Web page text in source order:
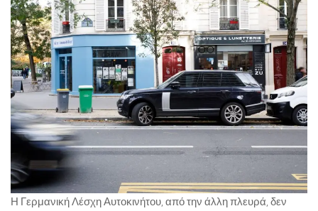
Η Γερμανική Λέσχη Αυτοκινήτου, από την άλλη πλευρά, δεν